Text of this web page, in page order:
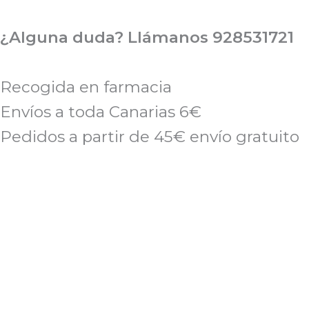
al
¿Alguna duda? Llámanos 928531721
Recogida en farmacia
Envíos a toda Canarias 6€
Pedidos a partir de 45€ envío gratuito